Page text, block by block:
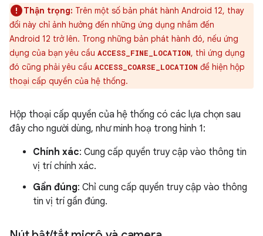
Thận trọng: Trên một số bản phát hành Android 12, thay
đổi này chỉ ảnh hưởng đến những ứng dụng nhắm đến
Android 12 trở lên. Trong những bản phát hành đó, nếu ứng
dụng của bạn yêu cầu ACCESS_FINE_LOCATION, thì ứng dụng
đó cũng phải yêu cầu ACCESS_COARSE_LOCATION để hiện hộp
thoại cấp quyền của hệ thống.
Hộp thoại cấp quyền của hệ thống có các lựa chọn sau
đây cho người dùng, như minh hoạ trong hình 1:
Chính xác: Cung cấp quyền truy cập vào thông tin
vị trí chính xác.
Gần đúng: Chỉ cung cấp quyền truy cập vào thông
tin vị trí gần đúng.